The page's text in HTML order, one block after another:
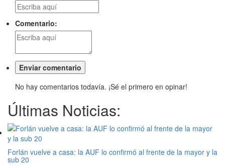
Comentario:
No hay comentarios todavía. ¡Sé el primero en opinar!
Últimas Noticias:
Forlán vuelve a casa: la AUF lo confirmó al frente de la mayor y la
sub 20